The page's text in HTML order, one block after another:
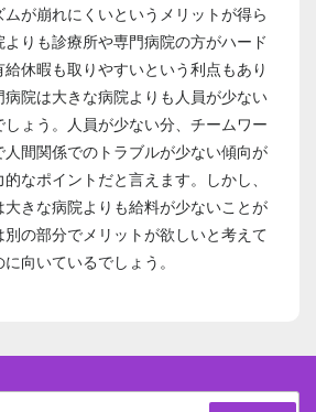
が崩れにくいというメリットが得ら
りも診療所や専門病院の方がハード
休暇も取りやすいという利点もあり
病院は大きな病院よりも人員が少ない
ょう。人員が少ない分、チームワー
間関係でのトラブルが少ない傾向が
なポイントだと言えます。しかし、
きな病院よりも給料が少ないことが
の部分でメリットが欲しいと考えて
向いているでしょう。